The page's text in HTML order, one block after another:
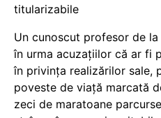
titularizabile
Un cunoscut profesor de
în urma acuzațiilor că ar fi
în privința realizărilor sale,
poveste de viață marcată
zeci de maratoane